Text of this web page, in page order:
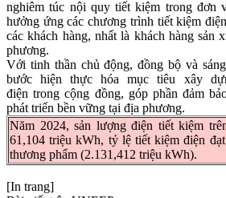
nghiêm túc nội quy tiết kiệm trong đơn
hưởng ứng các chương trình tiết kiệm
các khách hàng, nhất là khách hàng sản
phương.
Với tinh thần chủ động, đồng bộ và
bước hiện thực hóa mục tiêu xây
điện trong cộng đồng, góp phần đảm
phát triển bền vững tại địa phương.
Năm 2024, sản lượng điện tiết kiệm
61,104 triệu kWh, tỷ lệ tiết kiệm điện
thương phẩm (2.131,412 triệu kWh).
[In trang]